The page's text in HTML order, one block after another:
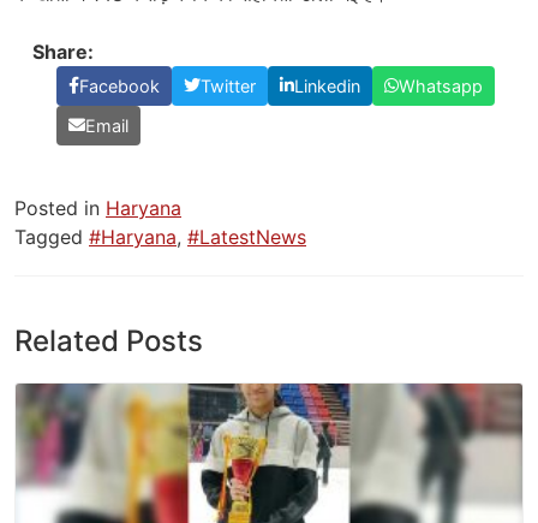
Share:
Facebook Twitter Linkedin
Whatsapp
Email
Posted in Haryana
Tagged #Haryana, #LatestNews
Related Posts